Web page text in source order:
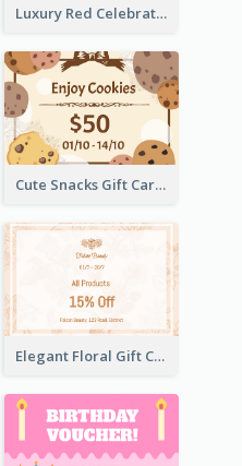
Luxury Red Celebration Gift Card Template Design
Cute Snacks Gift Card
Elegant Floral Gift Card